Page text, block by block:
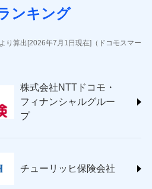
株式会社
)
害保険株式会社
)
www.zurich.co.jp/)
)
ンキング
り算出[2026年7月1日現在]（ドコモスマー
株式会社NTTドコモ・
フィナンシャルグルー
プ
チューリッヒ保険会社